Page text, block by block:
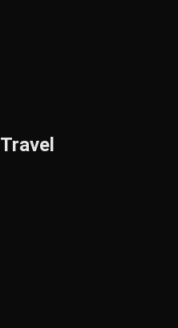
Travel